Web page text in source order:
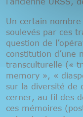
Un certain
soulevés par ces
question de
constitution d’une
transculturelle («
memory », «
sur la diversité de
cerner, au fil des
ces mémoires